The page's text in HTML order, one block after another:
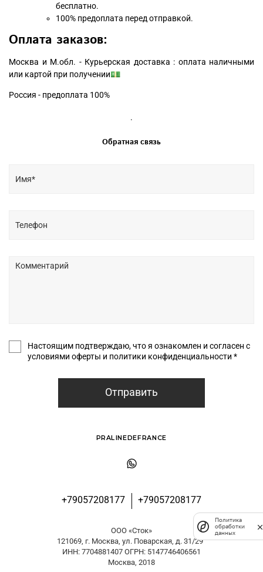
бесплатно.
100% предоплата перед отправкой.
Оплата заказов:
Москва и М.обл. - Курьерская доставка : оплата наличными
или картой при получении💵
Россия - предоплата 100%
.
Обратная связь
Настоящим подтверждаю, что я ознакомлен и согласен с
условиями оферты и политики конфиденциальности *
Отправить
+79057208177 +79057208177
PRALINEDEFRANCE
ООО «Сток»
121069, г. Москва, ул. Поварская, д. 31/29
ИНН: 7704881407 ОГРН: 5147746406561
Москва, 2018
Политика
обработки
данных